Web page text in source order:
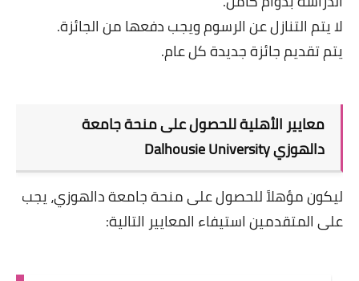
لا يتم التنازل عن الرسوم ويجب دفعها من الجائزة.
يتم تقديم جائزة جديدة كل عام.
معايير الأهلية للحصول على منحة جامعة
دالهوزيDalhousie University
ليكون مؤهلاً للحصول على منحة جامعة دالهوزي، يجب
على المتقدمين استيفاء المعايير التالية: